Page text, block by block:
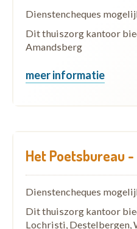
Dienstencheques
Dit thuiszorg kantoor
Amandsberg
meer informatie
Het Poetsbureau
Dienstencheques
Dit thuiszorg kantoor
Lochristi, Destelbergen,